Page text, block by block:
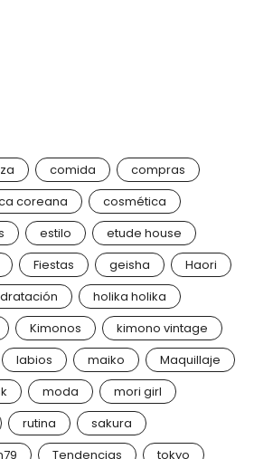
comida
compras
coreana
cosmética
estilo
etude house
Fiestas geisha
Haori
holika holika
Kimonos
kimono vintage
labios maiko
Maquillaje
moda
mori girl
rutina
sakura
Tendencias tokyo